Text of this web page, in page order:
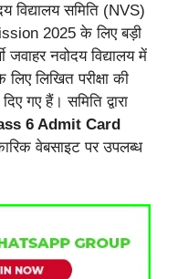
विद्यालय समिति (NVS)
2025 के लिए बड़ी
जवाहर नवोदय विद्यालय में
लिखित परीक्षा की
गए हैं। समिति द्वारा
6 Admit Card
वेबसाइट पर उपलब्ध